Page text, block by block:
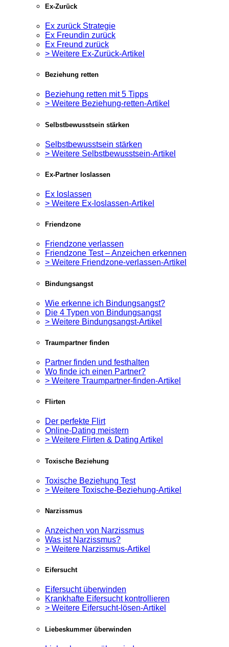
Ex-Zurück
Ex zurück Strategie
Ex Freundin zurück
Ex Freund zurück
> Weitere Ex-Zurück-Artikel
Beziehung retten
Beziehung retten mit 5 Tipps
> Weitere Beziehung-retten-Artikel
Selbstbewusstsein stärken
Selbstbewusstsein stärken
> Weitere Selbstbewusstsein-Artikel
Ex-Partner loslassen
Ex loslassen
> Weitere Ex-loslassen-Artikel
Friendzone
Friendzone verlassen
Friendzone Test – Anzeichen erkennen
> Weitere Friendzone-verlassen-Artikel
Bindungsangst
Wie erkenne ich Bindungsangst?
Die 4 Typen von Bindungsangst
> Weitere Bindungsangst-Artikel
Traumpartner finden
Partner finden und festhalten
Wo finde ich einen Partner?
> Weitere Traumpartner-finden-Artikel
Flirten
Der perfekte Flirt
Online-Dating meistern
> Weitere Flirten & Dating Artikel
Toxische Beziehung
Toxische Beziehung Test
> Weitere Toxische-Beziehung-Artikel
Narzissmus
Anzeichen von Narzissmus
Was ist Narzissmus?
> Weitere Narzissmus-Artikel
Eifersucht
Eifersucht überwinden
Krankhafte Eifersucht kontrollieren
> Weitere Eifersucht-lösen-Artikel
Liebeskummer überwinden